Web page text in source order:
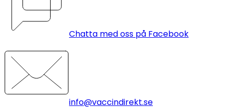
Chatta med oss på Facebook
info@vaccindirekt.se